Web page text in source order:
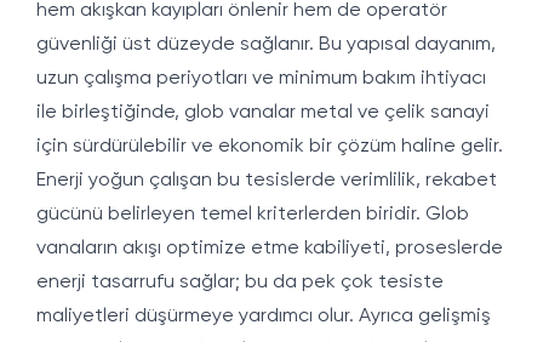
hem akışkan kayıpları önlenir hem de operatör
güvenliği üst düzeyde sağlanır. Bu yapısal dayanım,
uzun çalışma periyotları ve minimum bakım ihtiyacı
ile birleştiğinde, glob vanalar metal ve çelik sanayi
için sürdürülebilir ve ekonomik bir çözüm haline gelir.
Enerji yoğun çalışan bu tesislerde verimlilik, rekabet
gücünü belirleyen temel kriterlerden biridir. Glob
vanaların akışı optimize etme kabiliyeti, proseslerde
enerji tasarrufu sağlar; bu da pek çok tesiste
maliyetleri düşürmeye yardımcı olur. Ayrıca gelişmiş